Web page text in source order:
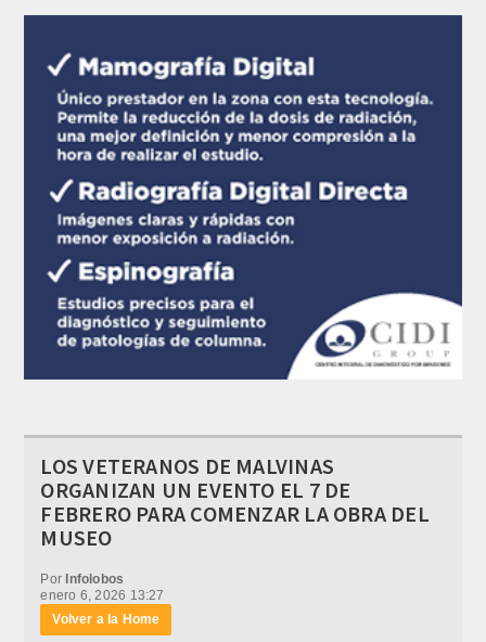
LOS VETERANOS DE MALVINAS
ORGANIZAN UN EVENTO EL 7 DE
FEBRERO PARA COMENZAR LA OBRA DEL
MUSEO
PorInfolobos
enero 6, 2026 13:27
Volver a la Home